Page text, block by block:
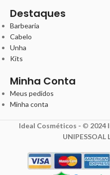
Destaques
Barbearia
Cabelo
Unha
Kits
Minha Conta
Meus pedidos
Minha conta
Ideal Cosméticos - © 2024
UNIPESSOAL